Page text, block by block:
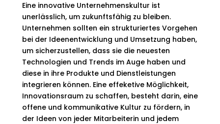
Eine innovative Unternehmenskultur ist
unerlässlich, um zukunftsfähig zu bleiben.
Unternehmen sollten ein strukturiertes Vorgehen
bei der Ideenentwicklung und Umsetzung haben,
um sicherzustellen, dass sie die neuesten
Technologien und Trends im Auge haben und
diese in ihre Produkte und Dienstleistungen
integrieren können. Eine effeketive Möglichkeit,
Innovationsraum zu schaffen, besteht darin, eine
offene und kommunikative Kultur zu fördern, in
der Ideen von jeder Mitarbeiterin und jedem